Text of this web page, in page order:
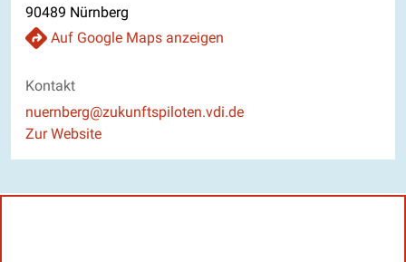
90489 Nürnberg
Auf Google Maps anzeigen
Kontakt
E-Mail
nuernberg@zukunftspiloten.vdi.de
Website
Zur Website